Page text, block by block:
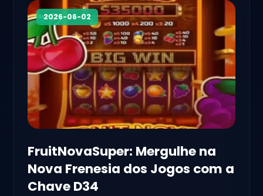
2026-06-02
FruitNovaSuper: Mergulhe na
Nova Frenesia dos Jogos com a
Chave D34